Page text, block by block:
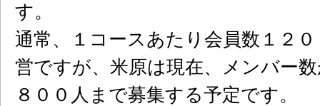
す。
通常、１コースあたり会員数１２
営ですが、米原は現在、メンバー
８００人まで募集する予定です。